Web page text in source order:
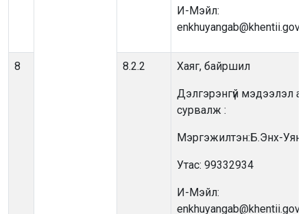
И-Мэйл:
8 8.2.2 Хаяг, байршил
Дэлгэрэнгүй мэдээлэл
сурвалж :
Мэргэжилтэн:Б.Энх-
Утас: 99332934
И-Мэйл: